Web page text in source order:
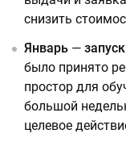
снизить
Январь —
было принято
простор для
большой
целевое